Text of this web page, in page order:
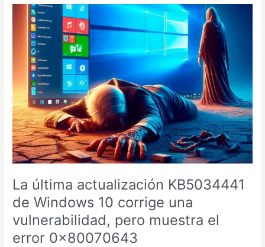
La última actualización KB5034441
de Windows 10 corrige una
vulnerabilidad, pero muestra el
error 0x80070643
última
actualización
KB5034441
Windows
10
corrige
una
vulnerabilidad,
pero
muestra
el
error
0x80070643